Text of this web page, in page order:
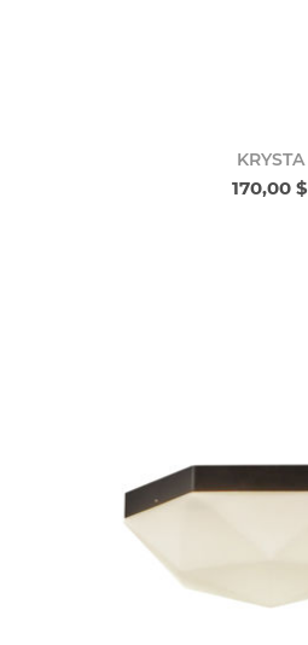
KRYSTA
170,00 $